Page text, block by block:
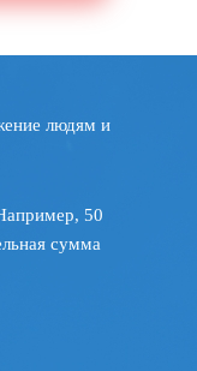
людям и
50
сумма